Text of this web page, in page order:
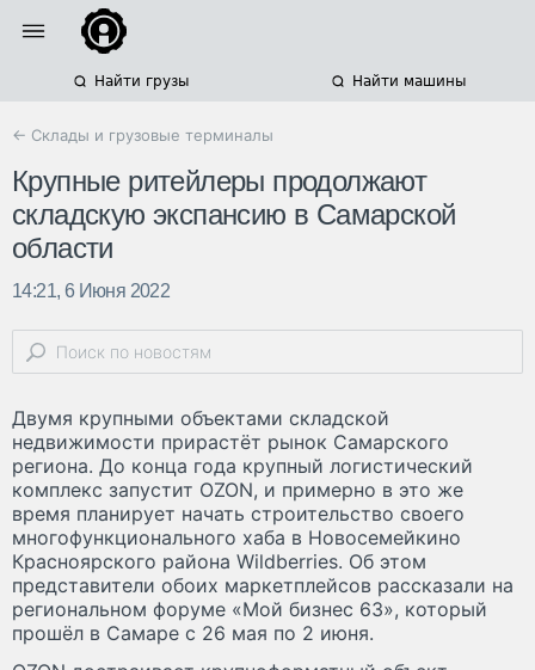
Найти грузы Найти машины
← Склады и грузовые терминалы
Крупные ритейлеры продолжают
складскую экспансию в Самарской
области
14:21, 6 Июня 2022
Двумя крупными объектами складской
недвижимости прирастёт рынок Самарского
региона. До конца года крупный логистический
комплекс запустит OZON, и примерно в это же
время планирует начать строительство своего
многофункционального хаба в Новосемейкино
Красноярского района Wildberries. Об этом
представители обоих маркетплейсов рассказали на
региональном форуме «Мой бизнес 63», который
прошёл в Самаре с 26 мая по 2 июня.